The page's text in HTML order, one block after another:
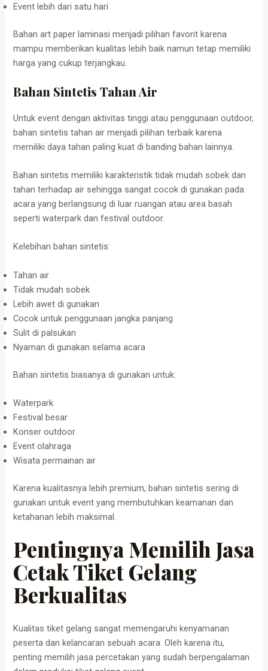
Event lebih dari satu hari
Bahan art paper laminasi menjadi pilihan favorit karena
mampu memberikan kualitas lebih baik namun tetap memiliki
harga yang cukup terjangkau.
Bahan Sintetis Tahan Air
Untuk event dengan aktivitas tinggi atau penggunaan outdoor,
bahan sintetis tahan air menjadi pilihan terbaik karena
memiliki daya tahan paling kuat di banding bahan lainnya.
Bahan sintetis memiliki karakteristik tidak mudah sobek dan
tahan terhadap air sehingga sangat cocok di gunakan pada
acara yang berlangsung di luar ruangan atau area basah
seperti waterpark dan festival outdoor.
Kelebihan bahan sintetis:
Tahan air
Tidak mudah sobek
Lebih awet di gunakan
Cocok untuk penggunaan jangka panjang
Sulit di palsukan
Nyaman di gunakan selama acara
Bahan sintetis biasanya di gunakan untuk:
Waterpark
Festival besar
Konser outdoor
Event olahraga
Wisata permainan air
Karena kualitasnya lebih premium, bahan sintetis sering di
gunakan untuk event yang membutuhkan keamanan dan
ketahanan lebih maksimal.
Pentingnya Memilih Jasa
Cetak Tiket Gelang
Berkualitas
Kualitas tiket gelang sangat memengaruhi kenyamanan
peserta dan kelancaran sebuah acara. Oleh karena itu,
penting memilih jasa percetakan yang sudah berpengalaman